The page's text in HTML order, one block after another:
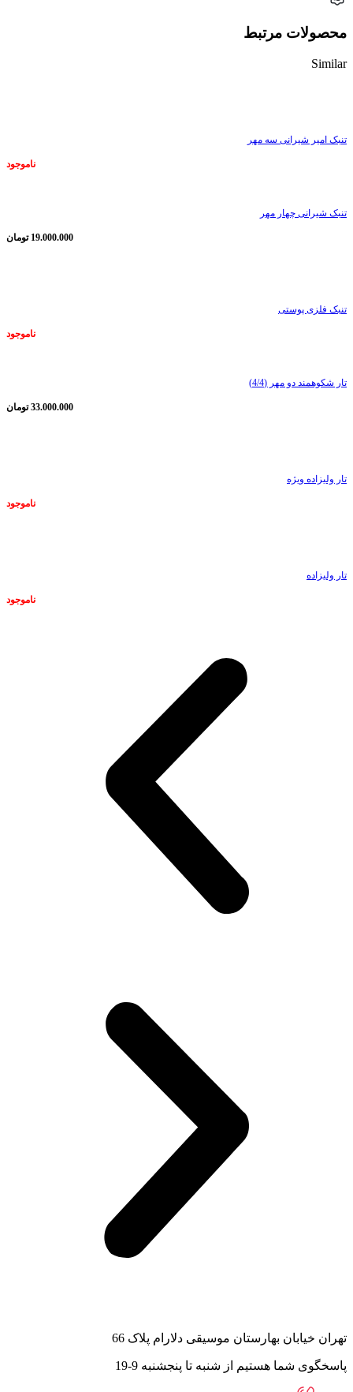
محصولات مرتبط
Similar
تنبک امیر شیرانی سه مهر
ناموجود
تنبک شیرانی چهار مهر
19.000.000 تومان
تنبک فلزی پوستی
ناموجود
تار شکوهمند دو مهر (4/4)
33.000.000 تومان
تار ولیزاده ویژه
ناموجود
تار ولیزاده
ناموجود
تهران خیابان بهارستان موسیقی دلارام پلاک 66
پاسخگوی شما هستیم از شنبه تا پنجشنبه 9-19